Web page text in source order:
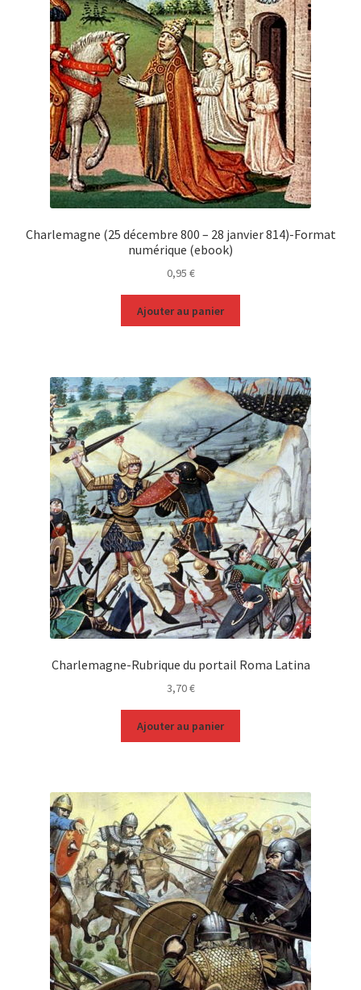
Charlemagne (25 décembre 800 – 28 janvier 814)-Format
numérique (ebook)
0,95 €
Ajouter au panier
Charlemagne-Rubrique du portail Roma Latina
3,70€
Ajouter au panier